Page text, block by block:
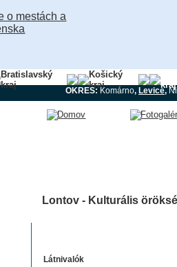
Bratislavský
kraj
Košický
kraj
kraj
OKRES:Komárno, Levice,
Lontov - Kulturális
Látnivalók